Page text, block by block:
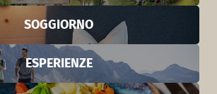
SOGGIORNO
ESPERIENZE